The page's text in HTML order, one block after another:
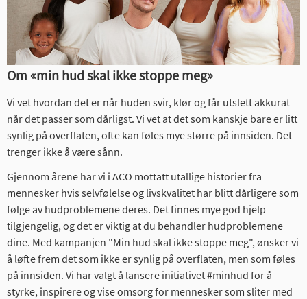
Om «min hud skal ikke stoppe meg»
Vi vet hvordan det er når huden svir, klør og får utslett akkurat
når det passer som dårligst. Vi vet at det som kanskje bare er litt
synlig på overflaten, ofte kan føles mye større på innsiden. Det
trenger ikke å være sånn.
Gjennom årene har vi i ACO mottatt utallige historier fra
mennesker hvis selvfølelse og livskvalitet har blitt dårligere som
følge av hudproblemene deres. Det finnes mye god hjelp
tilgjengelig, og det er viktig at du behandler hudproblemene
dine. Med kampanjen "Min hud skal ikke stoppe meg", ønsker vi
å løfte frem det som ikke er synlig på overflaten, men som føles
på innsiden. Vi har valgt å lansere initiativet #minhud for å
styrke, inspirere og vise omsorg for mennesker som sliter med